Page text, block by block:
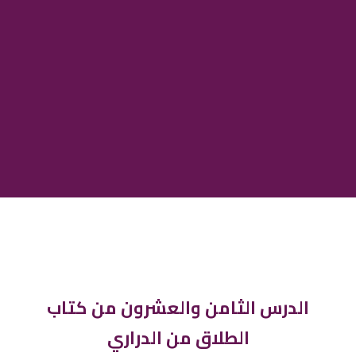
الدرس الثامن والعشرون من كتاب
الطلاق من الدراري